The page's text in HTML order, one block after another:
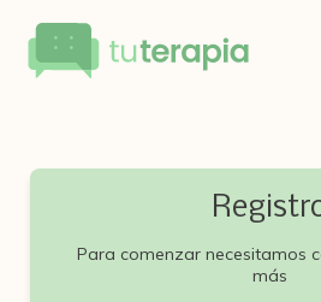
Para comenzar necesitamos
más